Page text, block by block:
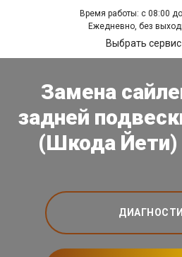
Время работы: с 08:00
Ежедневно, без
Выбрать сервис
Замена
задней
(Шкода